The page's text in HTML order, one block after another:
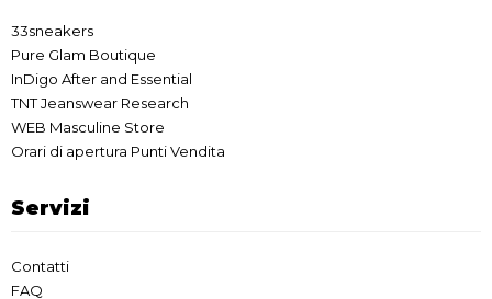
33sneakers
Pure Glam Boutique
InDigo After and Essential
TNT Jeanswear Research
WEB Masculine Store
Orari di apertura Punti Vendita
Servizi
Contatti
FAQ